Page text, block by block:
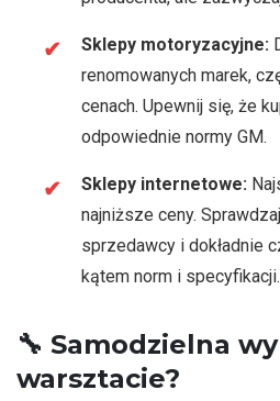
Sklepy motoryzacyjne:
renomowanych marek,
cenach. Upewnij się, że
odpowiednie normy GM.
Sklepy internetowe:
najniższe ceny.
sprzedawcy i dokładnie
kątem norm i specyfikacji.
🔧 Samodzielna
warsztacie?